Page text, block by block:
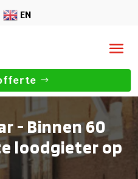
EN
- Binnen 60
loodgieter op